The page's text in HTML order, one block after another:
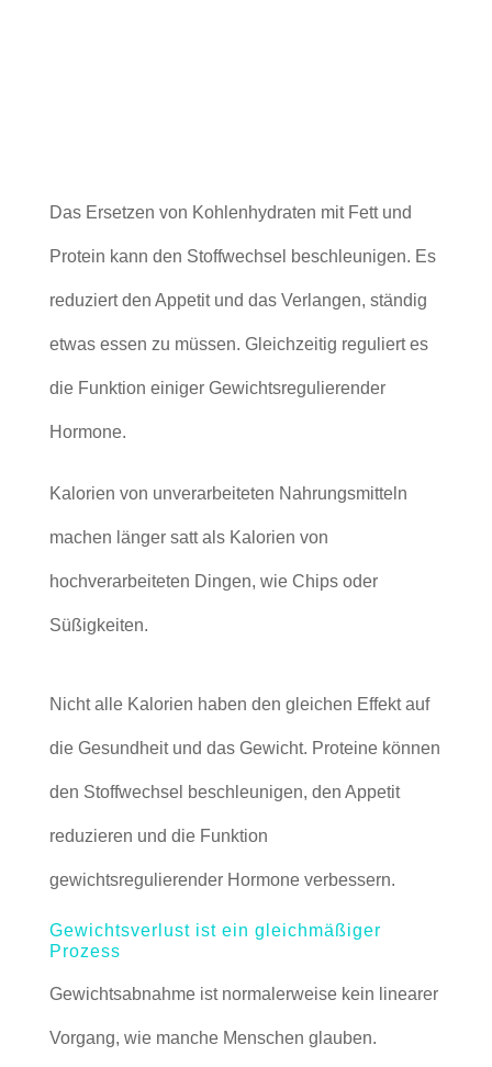
Das Ersetzen von Kohlenhydraten mit Fett und
Protein kann den Stoffwechsel beschleunigen. Es
reduziert den Appetit und das Verlangen, ständig
etwas essen zu müssen. Gleichzeitig reguliert es
die Funktion einiger Gewichtsregulierender
Hormone.
Kalorien von unverarbeiteten Nahrungsmitteln
machen länger satt als Kalorien von
hochverarbeiteten Dingen, wie Chips oder
Süßigkeiten.
Nicht alle Kalorien haben den gleichen Effekt auf
die Gesundheit und das Gewicht. Proteine können
den Stoffwechsel beschleunigen, den Appetit
reduzieren und die Funktion
gewichtsregulierender Hormone verbessern.
Gewichtsverlust ist ein gleichmäßiger
Prozess
Gewichtsabnahme ist normalerweise kein linearer
Vorgang, wie manche Menschen glauben.